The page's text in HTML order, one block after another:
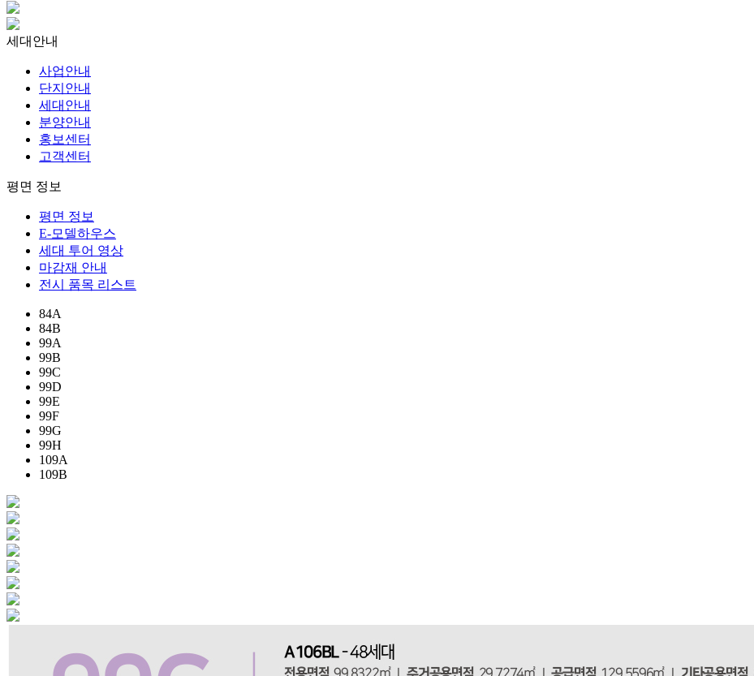
세대안내
사업안내
단지안내
세대안내
분양안내
홍보센터
고객센터
평면 정보
평면 정보
E-모델하우스
세대 투어 영상
마감재 안내
전시 품목 리스트
84A
84B
99A
99B
99C
99D
99E
99F
99G
99H
109A
109B